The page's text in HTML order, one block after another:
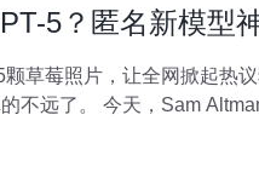
5？匿名新模型
草莓照片，让全网掀起热
不远了。 今天，Sam